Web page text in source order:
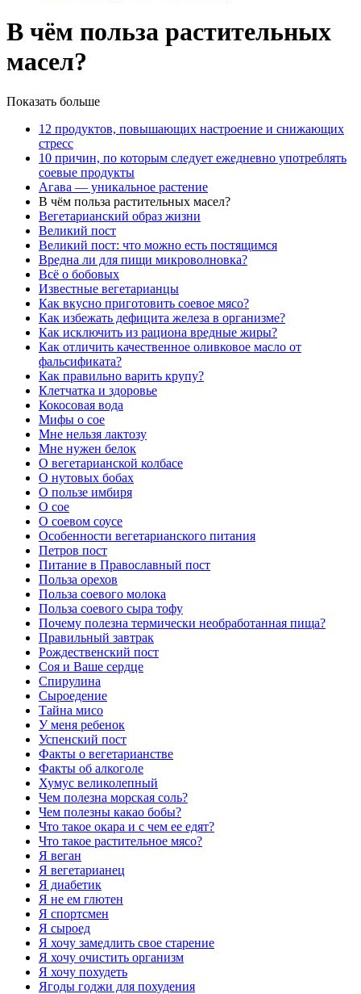
В чём польза растительных
масел?
Показать больше
12 продуктов, повышающих настроение и снижающих
стресс
10 причин, по которым следует ежедневно употреблять
соевые продукты
Агава — уникальное растение
В чём польза растительных масел?
Вегетарианский образ жизни
Великий пост
Великий пост: что можно есть постящимся
Вредна ли для пищи микроволновка?
Всё о бобовых
Известные вегетарианцы
Как вкусно приготовить соевое мясо?
Как избежать дефицита железа в организме?
Как исключить из рациона вредные жиры?
Как отличить качественное оливковое масло от
фальсификата?
Как правильно варить крупу?
Клетчатка и здоровье
Кокосовая вода
Мифы о сое
Мне нельзя лактозу
Мне нужен белок
О вегетарианской колбасе
О нутовых бобах
О пользе имбиря
О сое
О соевом соусе
Особенности вегетарианского питания
Петров пост
Питание в Православный пост
Польза орехов
Польза соевого молока
Польза соевого сыра тофу
Почему полезна термически необработанная пища?
Правильный завтрак
Рождественский пост
Соя и Ваше сердце
Спирулина
Сыроедение
Тайна мисо
У меня ребенок
Успенский пост
Факты о вегетарианстве
Факты об алкоголе
Хумус великолепный
Чем полезна морская соль?
Чем полезны какао бобы?
Что такое окара и с чем ее едят?
Что такое растительное мясо?
Я веган
Я вегетарианец
Я диабетик
Я не ем глютен
Я спортсмен
Я сыроед
Я хочу замедлить свое старение
Я хочу очистить организм
Я хочу похудеть
Ягоды годжи для похудения